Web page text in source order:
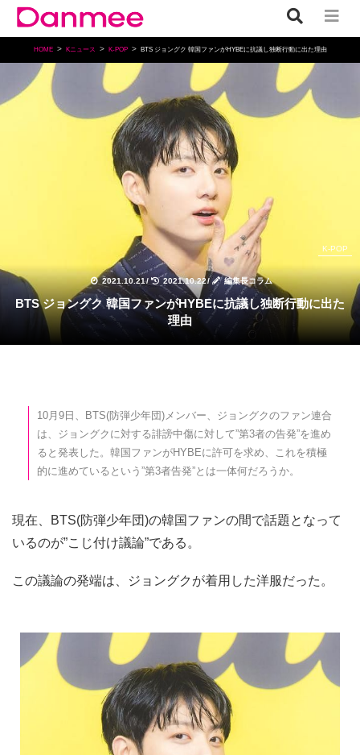
HOME Kニュース K-POP BTS ジョングク 韓国ファンがHYBEに抗議し独断行動に出た理由
2021.10.21/ 2021.10.22/ 編集長コラム
K-POP
BTS ジョングク 韓国ファンがHYBEに抗議し独断行動に出た
理由
10月9日、BTS(防弾少年団)メンバー、ジョングクのファン連合
は、ジョングクに対する誹謗中傷に対して”第3者の告発”を進め
ると発表した。韓国ファンがHYBEに許可を求め、これを積極
的に進めているという”第3者告発”とは一体何だろうか。
現在、BTS(防弾少年団)の韓国ファンの間で話題となって
いるのが”こじ付け議論”である。
この議論の発端は、ジョングクが着用した洋服だった。